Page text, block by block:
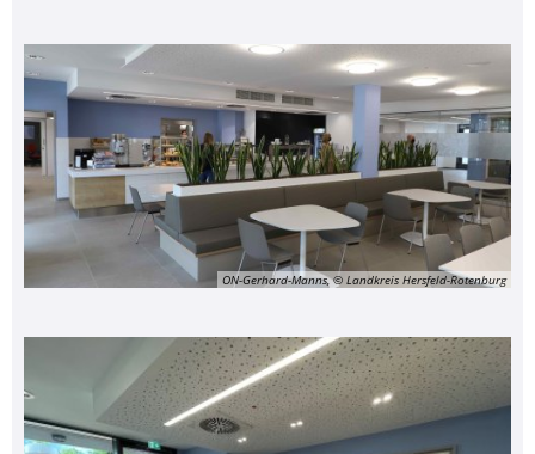
ON-Gerhard-Manns, © Landkreis Hersfeld-Rotenburg